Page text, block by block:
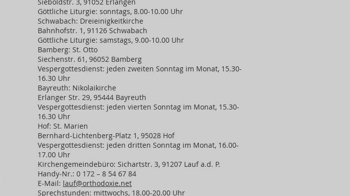
Göttliche Liturgie: sonntags, 8.00-10.00 Uhr
Schwabach: Dreieinigkeitkirche
Bahnhofstr. 1, 91126 Schwabach
Göttliche Liturgie: samstags, 9.00-10.00 Uhr
Bamberg: St. Otto
Siechenstr. 61, 96052 Bamberg
Vespergottesdienst: jeden zweiten Sonntag im Monat, 15.30-
16.30 Uhr
Bayreuth: Nikolaikirche
Erlanger Str. 29, 95444 Bayreuth
Vespergottesdienst: jeden vierten Sonntag im Monat, 15.30-
16.30 Uhr
Hof: St. Marien
Bernhard-Lichtenberg-Platz 1, 95028 Hof
Vespergottesdienst: jeden dritten Sonntag im Monat, 16.00-
17.00 Uhr
Kirchengemeindebüro: Sichartstr. 3, 91207 Lauf a.d. P.
Handy-Nr.: 0 172 – 8 54 67 84
E-Mail: lauf@orthodoxie.net
Sprechstunden: mittwochs, 18.00-20.00 Uhr